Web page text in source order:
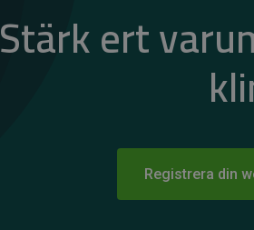
Stärk ert
Registrera din